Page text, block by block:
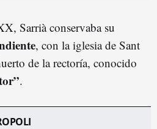
Sarrià conservaba su
, con la iglesia de Sant
de la rectoría, conocido
.